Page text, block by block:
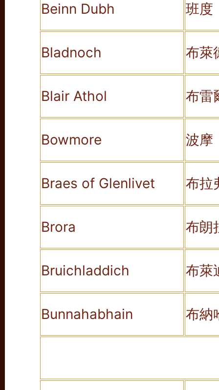
Beinn Dubh 班度
Bladnoch 布萊
Blair Athol 布雷
Bowmore 波摩
Braes of Glenlivet 布拉
Brora 布朗
Bruichladdich 布萊
Bunnahabhain 布納